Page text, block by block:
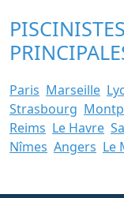
Paris Marseille
Strasbourg
Reims Le Havre
Nîmes Angers Le